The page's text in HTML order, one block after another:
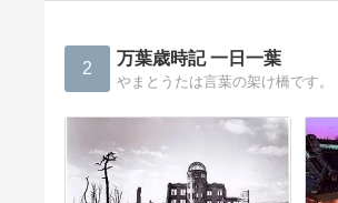
2 万葉歳時記 一日一葉
やまとうたは言葉の架け橋です